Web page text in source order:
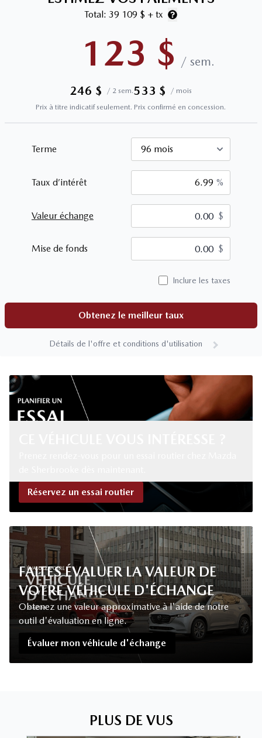
Total: 39 109 $ + tx
123 $ / sem.
246 $ / 2 sem.533 $ / mois
Prix à titre indicatif seulement. Prix confirmé en concession.
Terme
Taux d’intérêt %
Valeur échange $ $
Mise de fonds $
Inclure les taxes
Obtenez le meilleur taux
Détails de l'offre et conditions d'utilisation
Réservez un essai routier
FAITES ÉVALUER LA VALEUR DE
VOTRE VÉHICULE D'ÉCHANGE
Obtenez une valeur approximative à l'aide de notre
outil d'évaluation en ligne.
Évaluer mon véhicule d'échange
PLUS DE VUS